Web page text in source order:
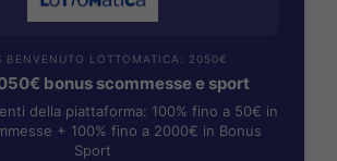
BENVENUTO LOTTOMATICA: 2050€
bonus scommesse e sport
della piattaforma: 100% fino a 50€ in
+ 100% fino a 2000€ in Bonus
Sport